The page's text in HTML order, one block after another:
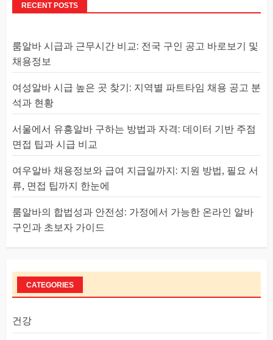
RECENT POSTS
룸알바 시급과 근무시간 비교: 전국 구인 공고 바로보기 및
채용정보
여성알바 시급 높은 곳 찾기: 지역별 파트타임 채용 공고 분
석과 현황
서울에서 유흥알바 구하는 방법과 자격: 데이터 기반 주점
면접 팁과 시급 비교
여우알바 채용정보와 급여 지급일까지: 지원 방법, 필요 서
류, 면접 팁까지 한눈에
룸알바의 합법성과 안전성: 가정에서 가능한 온라인 알바
구인과 초보자 가이드
CATEGORIES
건강